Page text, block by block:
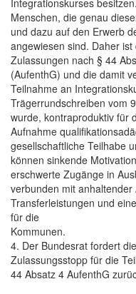
Integrationskurses
Menschen, die genau
und dazu auf den Erwerb
angewiesen sind. Daher
Zulassungen nach § 44
(AufenthG) und die damit
Teilnahme an
Trägerrundschreiben vom
wurde, kontraproduktiv für
Aufnahme
gesellschaftliche Teilhabe
können sinkende
erschwerte Zugänge in
verbunden mit
Transferleistungen und
für die
Kommunen.
4. Der Bundesrat fordert
Zulassungsstopp für die
44 Absatz 4 AufenthG